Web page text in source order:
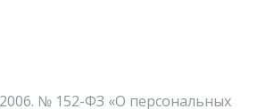
№ 152-ФЗ «О персональных